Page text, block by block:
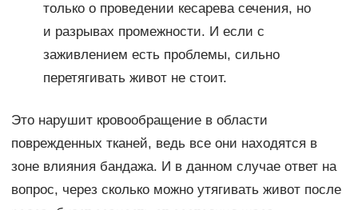
только о проведении кесарева сечения, но
и разрывах промежности. И если с
заживлением есть проблемы, сильно
перетягивать живот не стоит.
Это нарушит кровообращение в области
поврежденных тканей, ведь все они находятся в
зоне влияния бандажа. И в данном случае ответ на
вопрос, через сколько можно утягивать живот после